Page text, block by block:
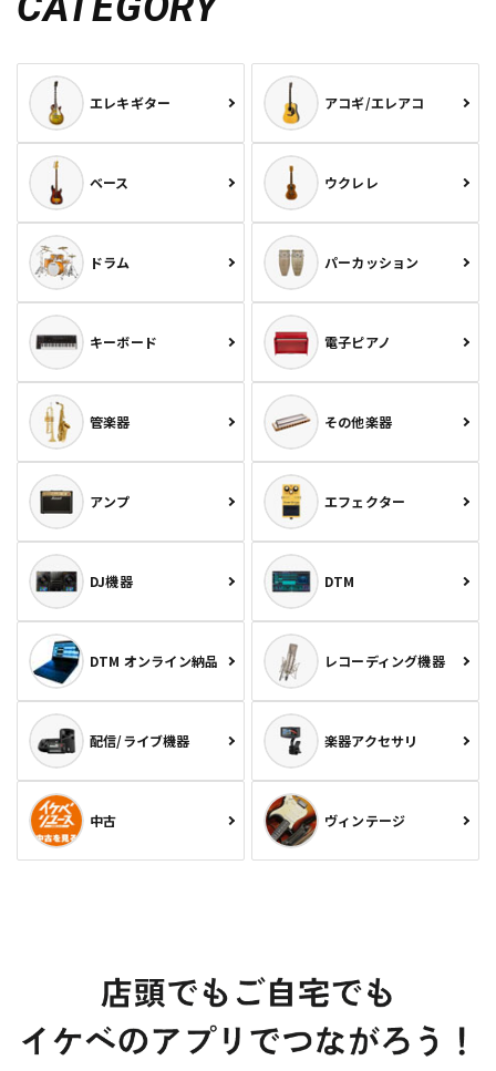
エレキギター アコギ/エレアコ
ベース ウクレレ
ドラム パーカッション
キーボード 電子ピアノ
管楽器 その他楽器
アンプ エフェクター
DJ機器 DTM
DTM オンライン納品 レコーディング機器
配信/ライブ機器 楽器アクセサリ
中古 ヴィンテージ